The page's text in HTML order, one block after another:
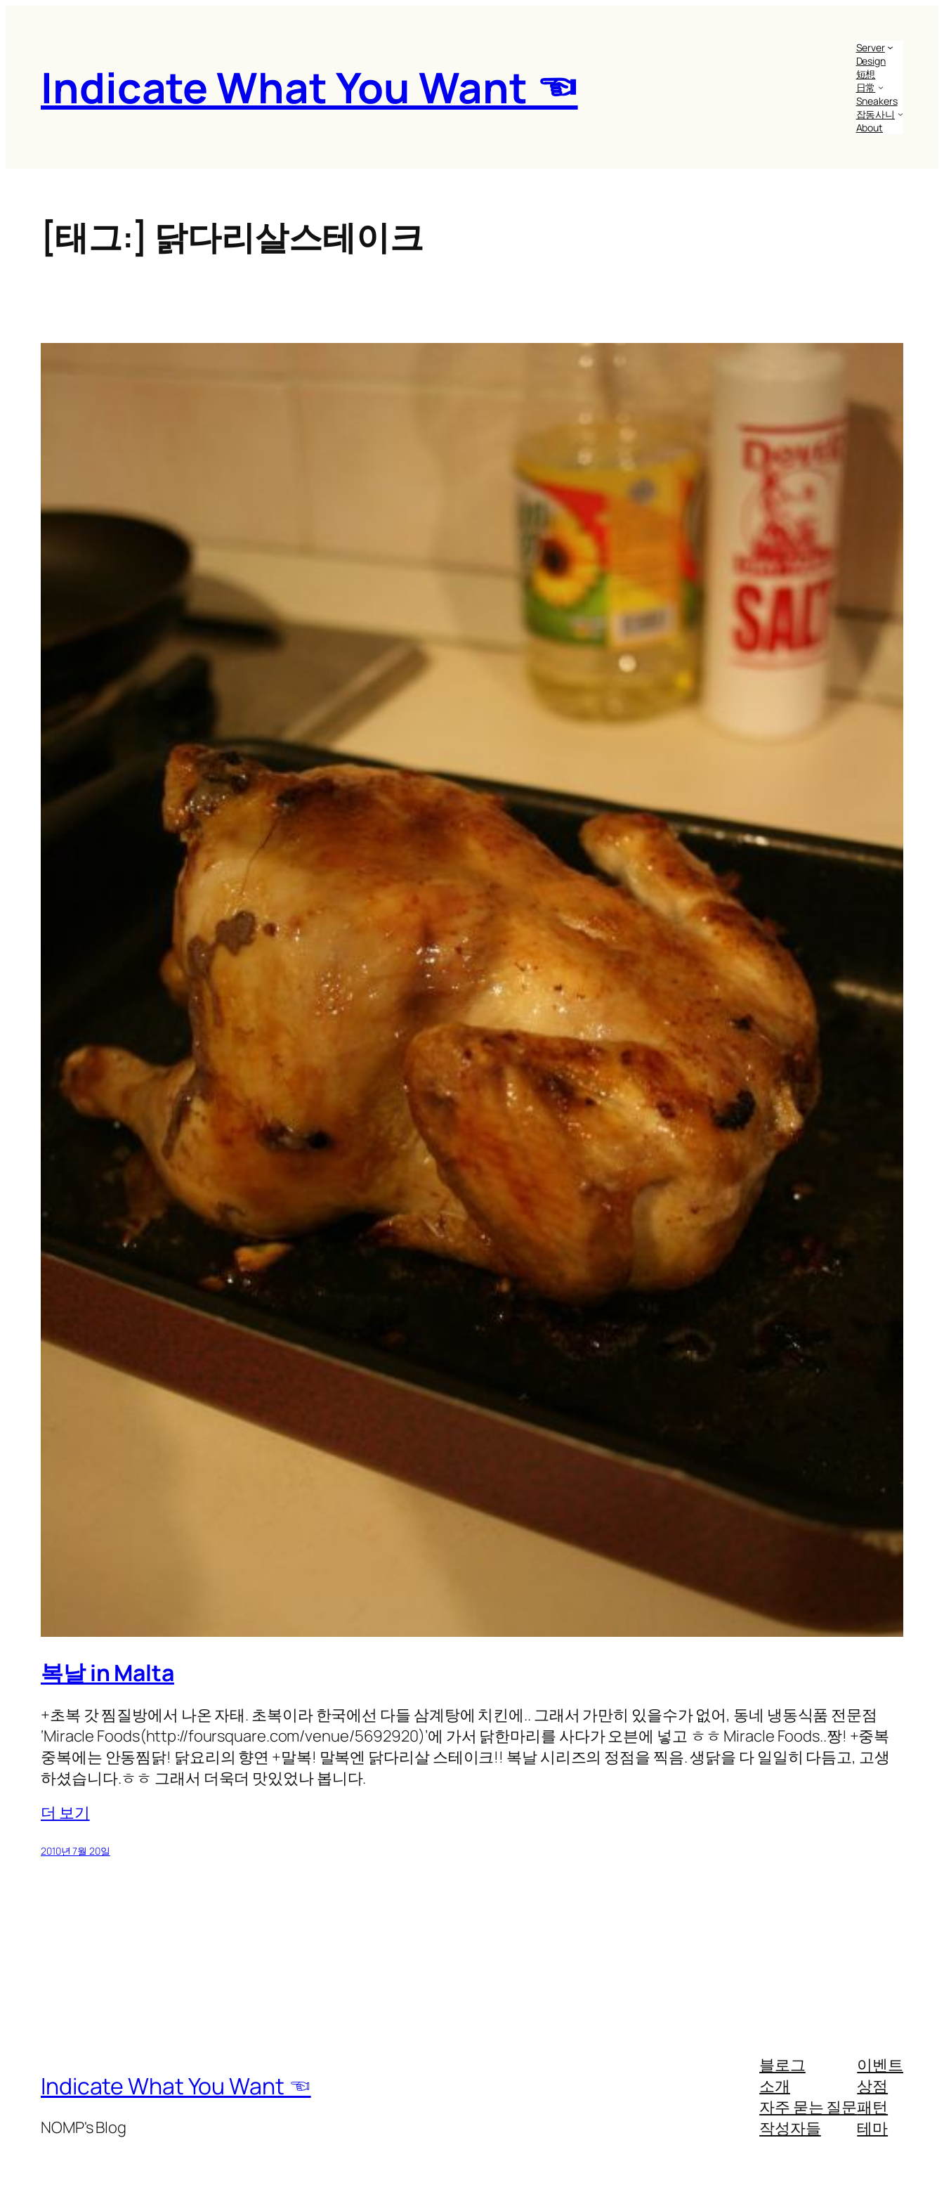
Indicate What You Want ☜
Server
Design
短想
日常
Sneakers
잡동사니
About
[태그:] 닭다리살스테이크
복날 in Malta
+초복 갓 찜질방에서 나온 자태. 초복이라 한국에선 다들 삼계탕에 치킨에.. 그래서 가만히 있을수가 없어, 동네 냉동식품 전문점
‘Miracle Foods(http://foursquare.com/venue/5692920)’에 가서 닭한마리를 사다가 오븐에 넣고 ㅎㅎ Miracle Foods..짱! +중복
중복에는 안동찜닭! 닭요리의 향연 +말복! 말복엔 닭다리살 스테이크!! 복날 시리즈의 정점을 찍음. 생닭을 다 일일히 다듬고, 고생
하셨습니다.ㅎㅎ 그래서 더욱더 맛있었나 봅니다.
더 보기
2010년 7월 20일
Indicate What You Want ☜
NOMP's Blog
블로그
소개
자주 묻는 질문
작성자들
이벤트
상점
패턴
테마